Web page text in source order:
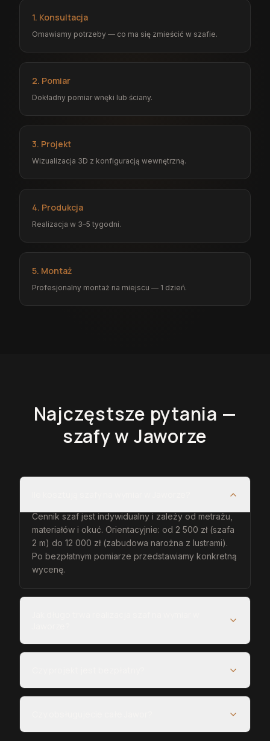
1. Konsultacja
Omawiamy potrzeby — co ma się zmieścić w szafie.
2. Pomiar
Dokładny pomiar wnęki lub ściany.
3. Projekt
Wizualizacja 3D z konfiguracją wewnętrzną.
4. Produkcja
Realizacja w 3–5 tygodni.
5. Montaż
Profesjonalny montaż na miejscu — 1 dzień.
Najczęstsze pytania —
szafyw Jaworze
Cennik szaf jest indywidualny i zależy od metrażu,
materiałów i okuć. Orientacyjnie: od 2 500 zł (szafa
2 m) do 12 000 zł (zabudowa narożna z lustrami).
Po bezpłatnym pomiarze przedstawiamy konkretną
wycenę.